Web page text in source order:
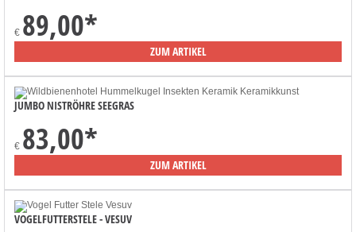
€ 89,00*
ZUM ARTIKEL
JUMBO NISTRÖHRE SEEGRAS
€ 83,00*
ZUM ARTIKEL
VOGELFUTTERSTELE - VESUV